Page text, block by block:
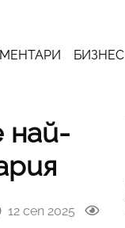
БИЗНЕС
най-
12 сеп 2025